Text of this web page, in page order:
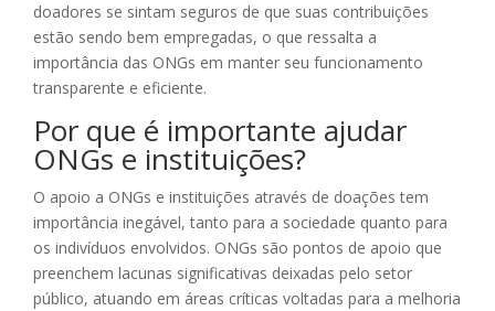
doadores se sintam seguros de que suas contribuições
estão sendo bem empregadas, o que ressalta a
importância das ONGs em manter seu funcionamento
transparente e eficiente.
Por que é importante ajudar
ONGs e instituições?
O apoio a ONGs e instituições através de doações tem
importância inegável, tanto para a sociedade quanto para
os indivíduos envolvidos. ONGs são pontos de apoio que
preenchem lacunas significativas deixadas pelo setor
público, atuando em áreas críticas voltadas para a melhoria